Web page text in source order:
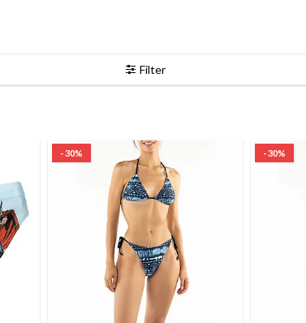
Filter
- 30% - 30%